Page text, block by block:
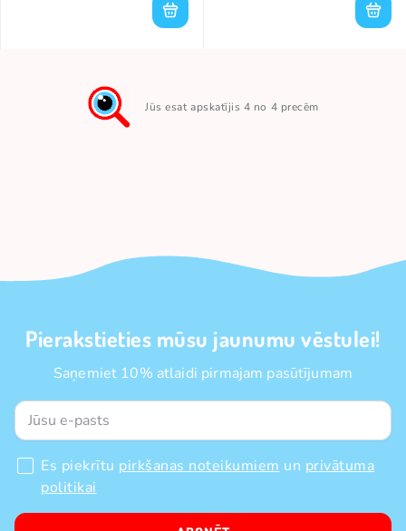
Jūs esat apskatījis 4 no 4 precēm
Pierakstieties mūsu jaunumu vēstulei!
Saņemiet 10% atlaidi pirmajam pasūtījumam
Es piekrītu pirkšanas noteikumiem un privātuma
politikai